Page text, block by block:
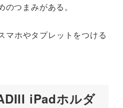
つまみがある。
マホやタプレットをつける
iPadホルダ